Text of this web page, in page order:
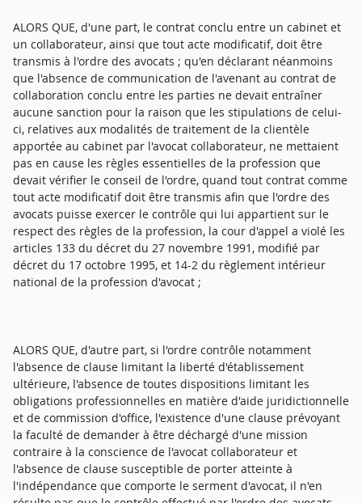
ALORS QUE, d'une part, le contrat conclu entre un cabinet et
un collaborateur, ainsi que tout acte modificatif, doit être
transmis à l'ordre des avocats ; qu'en déclarant néanmoins
que l'absence de communication de l'avenant au contrat de
collaboration conclu entre les parties ne devait entraîner
aucune sanction pour la raison que les stipulations de celui-
ci, relatives aux modalités de traitement de la clientèle
apportée au cabinet par l'avocat collaborateur, ne mettaient
pas en cause les règles essentielles de la profession que
devait vérifier le conseil de l'ordre, quand tout contrat comme
tout acte modificatif doit être transmis afin que l'ordre des
avocats puisse exercer le contrôle qui lui appartient sur le
respect des règles de la profession, la cour d'appel a violé les
articles 133 du décret du 27 novembre 1991, modifié par
décret du 17 octobre 1995, et 14-2 du règlement intérieur
national de la profession d'avocat ;
ALORS QUE, d'autre part, si l'ordre contrôle notamment
l'absence de clause limitant la liberté d'établissement
ultérieure, l'absence de toutes dispositions limitant les
obligations professionnelles en matière d'aide juridictionnelle
et de commission d'office, l'existence d'une clause prévoyant
la faculté de demander à être déchargé d'une mission
contraire à la conscience de l'avocat collaborateur et
l'absence de clause susceptible de porter atteinte à
l'indépendance que comporte le serment d'avocat, il n'en